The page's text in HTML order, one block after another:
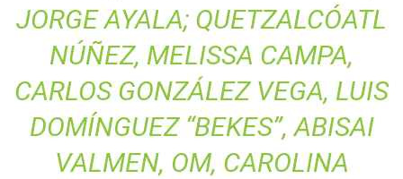
JORGE AYALA; QUETZALCÓATL
NÚÑEZ, MELISSA CAMPA,
CARLOS GONZÁLEZ VEGA, LUIS
DOMÍNGUEZ “BEKES”, ABISAI
VALMEN, OM, CAROLINA